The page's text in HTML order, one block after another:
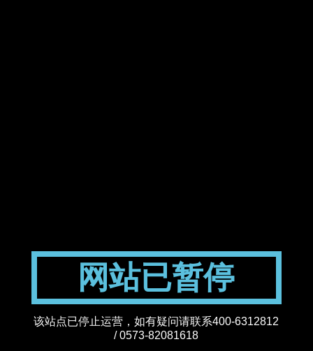
网站已暂停
该站点已停止运营，如有疑问请联系400-6312812
/ 0573-82081618